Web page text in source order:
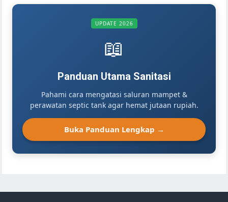
UPDATE 2026
📖
Panduan Utama Sanitasi
Pahami cara mengatasi saluran mampet &
perawatan septic tank agar hemat jutaan rupiah.
Buka Panduan Lengkap →